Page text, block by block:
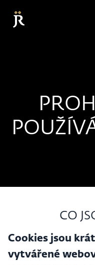
CO
Cookies jsou
vytvářené